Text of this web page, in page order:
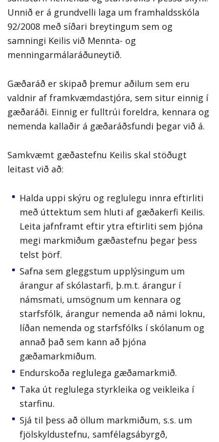
Unnið er á grundvelli laga um framhaldsskóla
92/2008 með síðari breytingum sem og
samningi Keilis við Mennta- og
menningarmálaráðuneytið.
Gæðaráð er skipað þremur aðilum sem eru
valdnir af framkvæmdastjóra, sem situr einnig í
gæðaráði. Einnig er fulltrúi foreldra, kennara og
nemenda kallaðir á gæðaráðsfundi þegar við á.
Samkvæmt gæðastefnu Keilis skal stöðugt
leitast við að:
Halda uppi skýru og reglulegu innra eftirliti
með úttektum sem hluti af gæðakerfi Keilis.
Leita jafnframt eftir ytra eftirliti sem þjóna
megi markmiðum gæðastefnu þegar þess
telst þörf.
Safna sem gleggstum upplýsingum um
árangur af skólastarfi, þ.m.t. árangur í
námsmati, umsögnum um kennara og
starfsfólk, árangur nemenda að námi loknu,
líðan nemenda og starfsfólks í skólanum og
annað það sem kann að þjóna
gæðamarkmiðum.
Endurskoða reglulega gæðamarkmið.
Taka út reglulega styrkleika og veikleika í
starfinu.
Sjá til þess að öllum markmiðum, s.s. um
fjölskyldustefnu, samfélagsábyrgð,